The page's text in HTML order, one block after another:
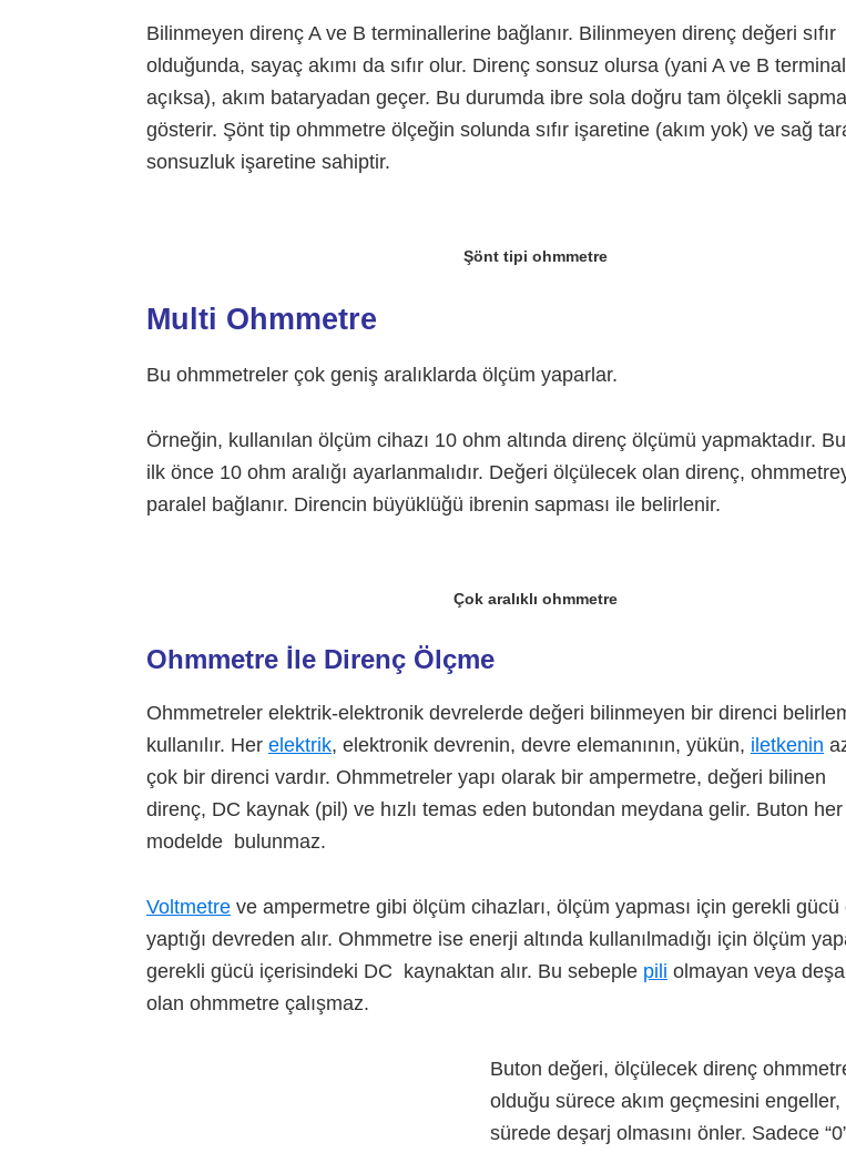
Bilinmeyen direnç A ve B terminallerine bağlanır. Bilinmeyen direnç değeri sıfır
olduğunda, sayaç akımı da sıfır olur. Direnç sonsuz olursa (yani A ve B
açıksa), akım bataryadan geçer. Bu durumda ibre sola doğru tam ölçekli
gösterir. Şönt tip ohmmetre ölçeğin solunda sıfır işaretine (akım yok) ve sağ
sonsuzluk işaretine sahiptir.
Şönt tipi ohmmetre
Multi Ohmmetre
Bu ohmmetreler çok geniş aralıklarda ölçüm yaparlar.
Örneğin, kullanılan ölçüm cihazı 10 ohm altında direnç ölçümü yapmaktadır.
ilk önce 10 ohm aralığı ayarlanmalıdır. Değeri ölçülecek olan direnç,
paralel bağlanır. Direncin büyüklüğü ibrenin sapması ile belirlenir.
Çok aralıklı ohmmetre
Ohmmetre İle Direnç Ölçme
Ohmmetreler elektrik-elektronik devrelerde değeri bilinmeyen bir direnci
kullanılır. Her elektrik, elektronik devrenin, devre elemanının, yükün, iletkenin
çok bir direnci vardır. Ohmmetreler yapı olarak bir ampermetre, değeri bilinen
direnç, DC kaynak (pil) ve hızlı temas eden butondan meydana gelir. Buton her
modelde bulunmaz.
Voltmetre ve ampermetre gibi ölçüm cihazları, ölçüm yapması için gerekli gücü
yaptığı devreden alır. Ohmmetre ise enerji altında kullanılmadığı için ölçüm
gerekli gücü içerisindeki DC kaynaktan alır. Bu sebeple pili olmayan veya
olan ohmmetre çalışmaz.
Buton değeri, ölçülecek direnç
olduğu sürece akım geçmesini engeller,
sürede deşarj olmasını önler. Sadece